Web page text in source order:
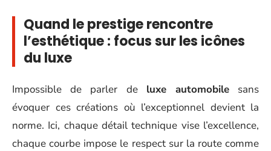
Quand le prestige rencontre
l’esthétique : focus sur les icônes
du luxe
Impossible de parler de luxe automobilesans
évoquer ces créations où l’exceptionnel devient la
norme. Ici, chaque détail technique vise l’excellence,
chaque courbe impose le respect sur la route comme